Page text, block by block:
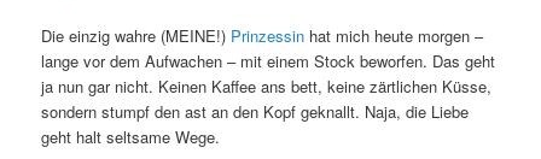
Die einzig wahre (MEINE!) Prinzessin hat mich heute morgen –
lange vor dem Aufwachen – mit einem Stock beworfen. Das geht
ja nun gar nicht. Keinen Kaffee ans bett, keine zärtlichen Küsse,
sondern stumpf den ast an den Kopf geknallt. Naja, die Liebe
geht halt seltsame Wege.